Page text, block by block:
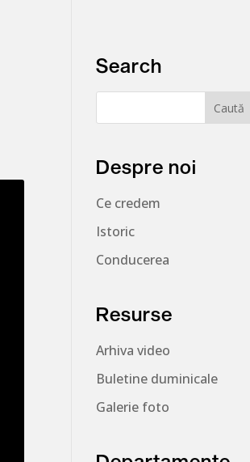
Search
Despre noi
Ce credem
Istoric
Conducerea
Resurse
Arhiva video
Buletine duminicale
Galerie foto